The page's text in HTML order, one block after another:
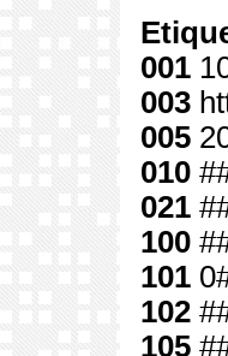
001
003
005
010
021
100
101
102
105